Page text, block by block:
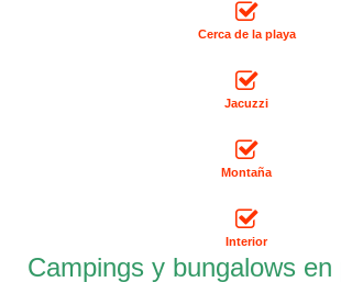
Cerca de la playa
Jacuzzi
Montaña
Interior
Campings y bungalows en